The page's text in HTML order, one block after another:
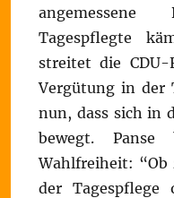
Tagespflegte
streitet die CDU-
Vergütung in der
nun, dass sich in
bewegt.
Wahlfreiheit: “Ob
der